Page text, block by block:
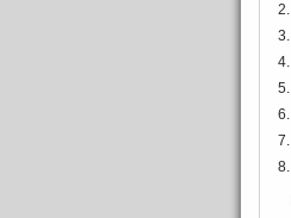
2.
3.
4.
5.
6.
7.
8.